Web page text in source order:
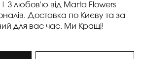
| З любов'ю від Marta Flowers
Доставка по Києву та за
для вас час. Ми Кращі!